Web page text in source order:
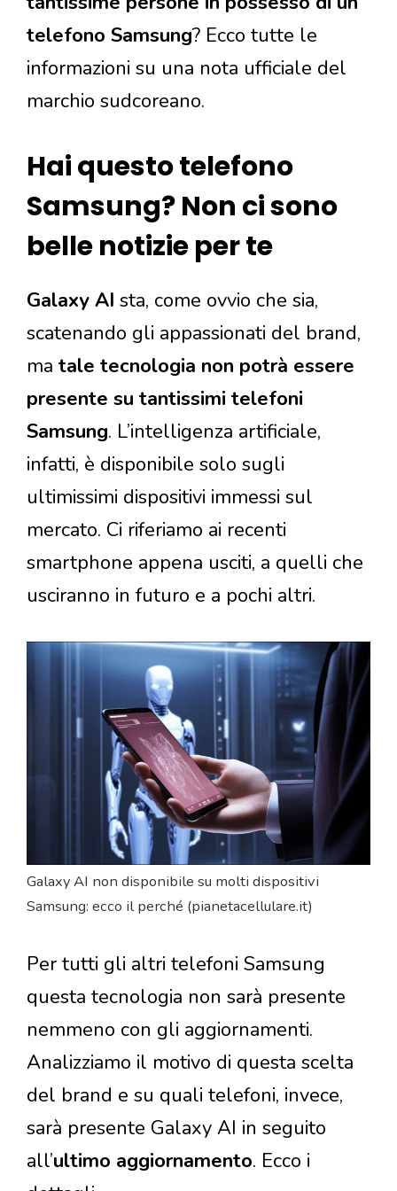
telefono Samsung? Ecco tutte le
informazioni su una nota ufficiale del
marchio sudcoreano.
Hai questo telefono
Samsung? Non ci sono
belle notizie per te
Galaxy AI sta, come ovvio che sia,
scatenando gli appassionati del brand,
ma tale tecnologia non potrà essere
presente su tantissimi telefoni
Samsung. L’intelligenza artificiale,
infatti, è disponibile solo sugli
ultimissimi dispositivi immessi sul
mercato. Ci riferiamo ai recenti
smartphone appena usciti, a quelli che
usciranno in futuro e a pochi altri.
Galaxy AI non disponibile su molti dispositivi
Samsung: ecco il perché (pianetacellulare.it)
Per tutti gli altri telefoni Samsung
questa tecnologia non sarà presente
nemmeno con gli aggiornamenti.
Analizziamo il motivo di questa scelta
del brand e su quali telefoni, invece,
sarà presente Galaxy AI in seguito
all’ultimo aggiornamento. Ecco i